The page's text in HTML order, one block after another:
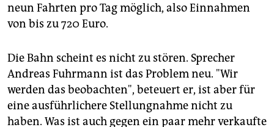
neun Fahrten pro Tag möglich, also Einnahmen
von bis zu 720 Euro.
Die Bahn scheint es nicht zu stören. Sprecher
Andreas Fuhrmann ist das Problem neu. "Wir
werden das beobachten", beteuert er, ist aber für
eine ausführlichere Stellungnahme nicht zu
haben. Was ist auch gegen ein paar mehr verkaufte